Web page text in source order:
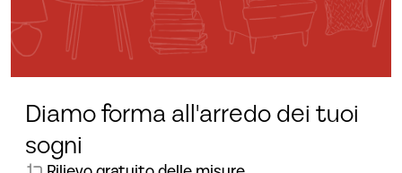
Diamo forma all'arredo dei tuoi
sogni